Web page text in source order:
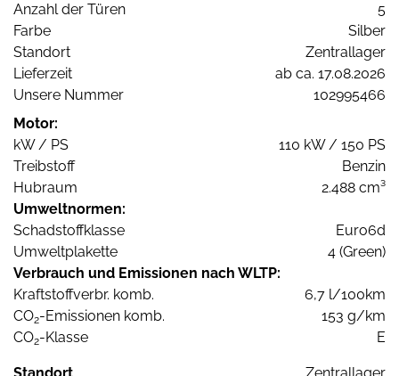
Anzahl der Türen
5
Farbe
Silber
Standort
Zentrallager
Lieferzeit
ab ca. 17.08.2026
Unsere Nummer
102995466
Motor:
kW / PS
110 kW / 150 PS
Treibstoff
Benzin
Hubraum
2.488 cm³
Umweltnormen:
Schadstoffklasse
Euro6d
Umweltplakette
4 (Green)
Verbrauch und Emissionen nach WLTP:
Kraftstoffverbr. komb.
6,7 l/100km
CO2-Emissionen komb.
153 g/km
CO2-Klasse E